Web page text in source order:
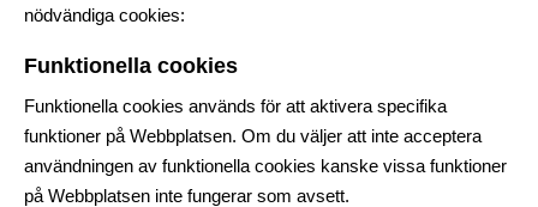
nödvändiga cookies:
Funktionella cookies
Funktionella cookies används för att aktivera specifika
funktioner på Webbplatsen. Om du väljer att inte acceptera
användningen av funktionella cookies kanske vissa funktioner
på Webbplatsen inte fungerar som avsett.